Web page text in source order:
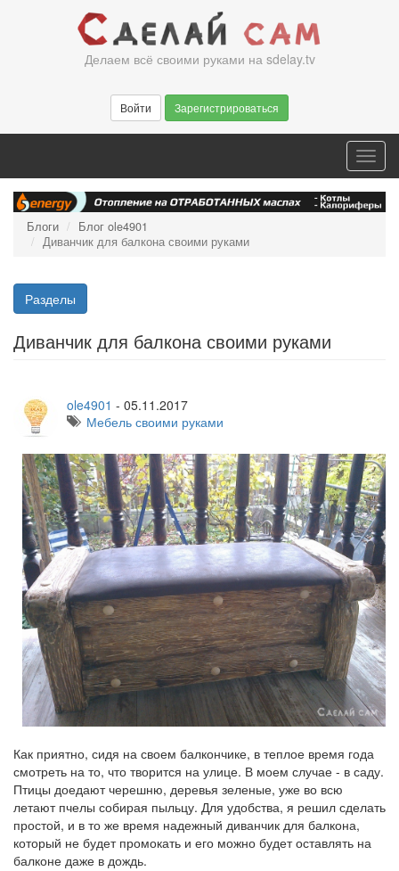
Делаем всё своими руками на sdelay.tv
Войти Зарегистрироваться
Блоги
Блог ole4901
Диванчик для балкона своими руками
Разделы
Диванчик для балкона своими руками
ole4901 - 05.11.2017
Мебель своими руками
Как приятно, сидя на своем балкончике, в теплое время года
смотреть на то, что творится на улице. В моем случае - в саду.
Птицы доедают черешню, деревья зеленые, уже во всю
летают пчелы собирая пыльцу. Для удобства, я решил сделать
простой, и в то же время надежный диванчик для балкона,
который не будет промокать и его можно будет оставлять на
балконе даже в дождь.